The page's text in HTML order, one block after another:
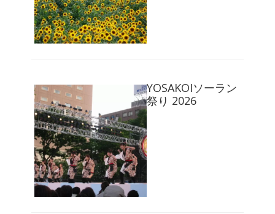
YOSAKOIソーラン
祭り 2026